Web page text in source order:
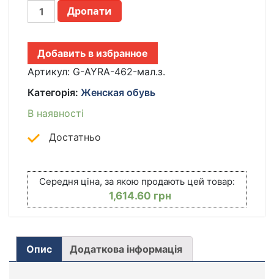
ЖЕНСКИЕ
МОКАСИНЫ
ЗАМША
G-
AYRA-
РОЗОВЫЕ
КІЛЬКІСТЬ
Дропати
Добавить в избранное
Артикул: G-AYRA-462-мал.з.
Категорія: Женская обувь
В наявності
Достатньо
Середня ціна, за якою продають цей товар:
1,614.60 грн
Опис Додаткова інформація